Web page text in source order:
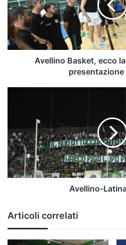
nuova
data
della
presentazione
ufficiale
Avellino Basket, ecco
Avellino-
Articoli correlati